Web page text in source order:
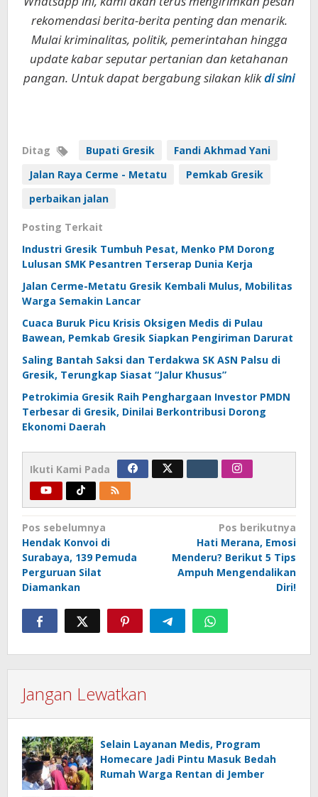
rekomendasi berita-berita penting dan menarik.
Mulai kriminalitas, politik, pemerintahan hingga
update kabar seputar pertanian dan ketahanan
pangan. Untuk dapat bergabung silakan klikdi sini
Ditag Bupati Gresik
Fandi Akhmad Yani
Jalan Raya Cerme - Metatu
Pemkab Gresik
perbaikan jalan
Posting Terkait
Industri Gresik Tumbuh Pesat, Menko PM Dorong
Lulusan SMK Pesantren Terserap Dunia Kerja
Jalan Cerme-Metatu Gresik Kembali Mulus, Mobilitas
Warga Semakin Lancar
Cuaca Buruk Picu Krisis Oksigen Medis di Pulau
Bawean, Pemkab Gresik Siapkan Pengiriman Darurat
Saling Bantah Saksi dan Terdakwa SK ASN Palsu di
Gresik, Terungkap Siasat “Jalur Khusus”
Petrokimia Gresik Raih Penghargaan Investor PMDN
Terbesar di Gresik, Dinilai Berkontribusi Dorong
Ekonomi Daerah
Ikuti Kami Pada
Navigasi
pos
Pos sebelumnya
Hendak Konvoi di
Surabaya, 139 Pemuda
Perguruan Silat
Diamankan
Pos berikutnya
Hati Merana, Emosi
Menderu? Berikut 5 Tips
Ampuh Mengendalikan
Diri!
Jangan Lewatkan
Selain Layanan Medis, Program
Homecare Jadi Pintu Masuk Bedah
Rumah Warga Rentan di Jember